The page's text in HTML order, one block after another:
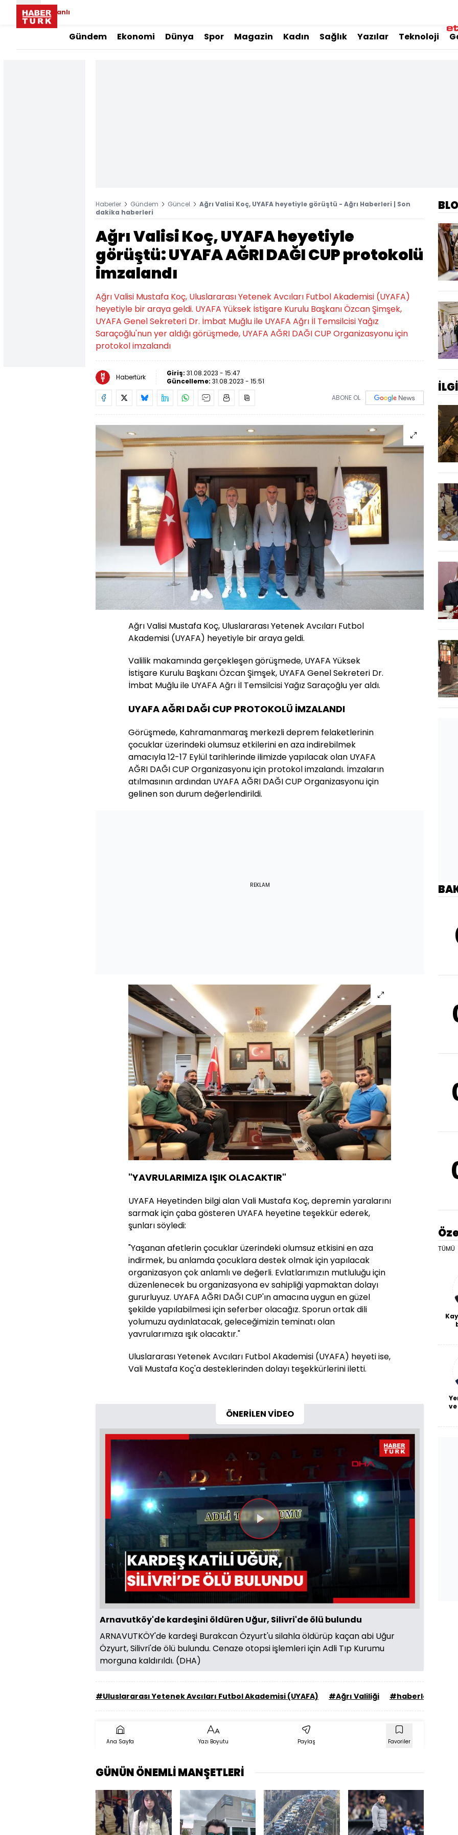
Canlı
Gündem Ekonomi Dünya Spor Magazin Kadın Sağlık Yazılar Teknoloji
Haberler Gündem Güncel
Ağrı Valisi Koç, UYAFA heyetiyle görüştü - Ağrı Haberleri | Son
dakika haberleri
Ağrı Valisi Koç, UYAFA heyetiyle
görüştü: UYAFA AĞRI DAĞI CUP protokolü
imzalandı
Ağrı Valisi Mustafa Koç, Uluslararası Yetenek Avcıları Futbol Akademisi (UYAFA)
heyetiyle bir araya geldi. UYAFA Yüksek İstişare Kurulu Başkanı Özcan Şimşek,
UYAFA Genel Sekreteri Dr. İmbat Muğlu ile UYAFA Ağrı İl Temsilcisi Yağız
Saraçoğlu'nun yer aldığı görüşmede, UYAFA AĞRI DAĞI CUP Organizasyonu için
protokol imzalandı
Habertürk Giriş: 31.08.2023 - 15:47
Güncelleme: 31.08.2023 - 15:51
ABONE OL
Ağrı Valisi Mustafa Koç, Uluslararası Yetenek Avcıları Futbol
Akademisi (UYAFA) heyetiyle bir araya geldi.
Valilik makamında gerçekleşen görüşmede, UYAFA Yüksek
İstişare Kurulu Başkanı Özcan Şimşek, UYAFA Genel Sekreteri Dr.
İmbat Muğlu ile UYAFA Ağrı İl Temsilcisi Yağız Saraçoğlu yer aldı.
UYAFA AĞRI DAĞI CUP PROTOKOLÜ İMZALANDI
Görüşmede, Kahramanmaraş merkezli deprem felaketlerinin
çocuklar üzerindeki olumsuz etkilerini en aza indirebilmek
amacıyla 12-17 Eylül tarihlerinde ilimizde yapılacak olan UYAFA
AĞRI DAĞI CUP Organizasyonu için protokol imzalandı. İmzaların
atılmasının ardından UYAFA AĞRI DAĞI CUP Organizasyonu için
gelinen son durum değerlendirildi.
REKLAM
"YAVRULARIMIZA IŞIK OLACAKTIR"
UYAFA Heyetinden bilgi alan Vali Mustafa Koç, depremin yaralarını
sarmak için çaba gösteren UYAFA heyetine teşekkür ederek,
şunları söyledi:
"Yaşanan afetlerin çocuklar üzerindeki olumsuz etkisini en aza
indirmek, bu anlamda çocuklara destek olmak için yapılacak
organizasyon çok anlamlı ve değerli. Evlatlarımızın mutluluğu için
düzenlenecek bu organizasyona ev sahipliği yapmaktan dolayı
gururluyuz. UYAFA AĞRI DAĞI CUP'ın amacına uygun en güzel
şekilde yapılabilmesi için seferber olacağız. Sporun ortak dili
yolumuzu aydınlatacak, geleceğimizin teminatı olan
yavrularımıza ışık olacaktır."
Uluslararası Yetenek Avcıları Futbol Akademisi (UYAFA) heyeti ise,
Vali Mustafa Koç'a desteklerinden dolayı teşekkürlerini iletti.
ÖNERİLEN VİDEO
Videoyu
Oynat
Arnavutköy'de kardeşini öldüren Uğur, Silivri'de ölü bulundu
ARNAVUTKÖY'de kardeşi Burakcan Özyurt'u silahla öldürüp kaçan abi Uğur
Özyurt, Silivri'de ölü bulundu. Cenaze otopsi işlemleri için Adli Tıp Kurumu
morguna kaldırıldı. (DHA)
#Uluslararası Yetenek Avcıları Futbol Akademisi (UYAFA) #Ağrı Valiliği #haberler
Ana Sayfa Yazı Boyutu Paylaş Favoriler
GÜNÜN ÖNEMLİ MANŞETLERİ
TÜMÜ